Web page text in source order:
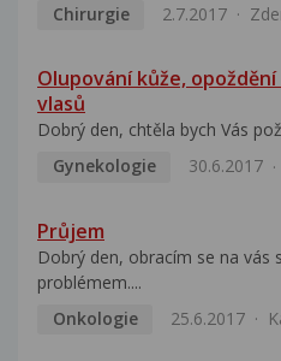
Chirurgie
2.7.2017
Olupování kůže,
vlasů
Dobrý den, chtěla bych Vás
Gynekologie
30.6.2017
Průjem
Dobrý den, obracím se na vás
problémem....
Onkologie
25.6.2017